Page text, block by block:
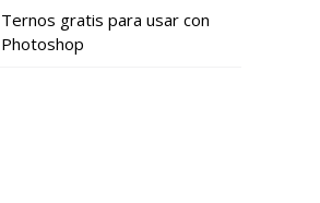
Ternos gratis para usar con
Photoshop